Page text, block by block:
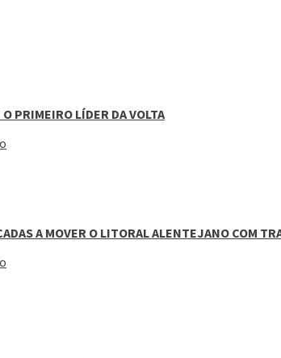
PRIMEIRO LÍDER DA VOLTA
A MOVER O LITORAL ALENTEJANO COM